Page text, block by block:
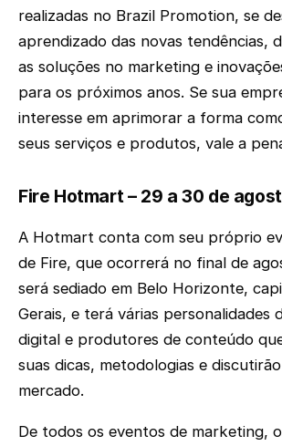
realizadas no Brazil Promotion, se
aprendizado das novas tendências,
as soluções no marketing e
para os próximos anos. Se sua
interesse em aprimorar a forma
seus serviços e produtos, vale a
Fire Hotmart – 29 a 30 de
A Hotmart conta com seu próprio
de Fire, que ocorrerá no final de
será sediado em Belo Horizonte,
Gerais, e terá várias personalidades
digital e produtores de conteúdo
suas dicas, metodologias e
mercado.
De todos os eventos de marketing,